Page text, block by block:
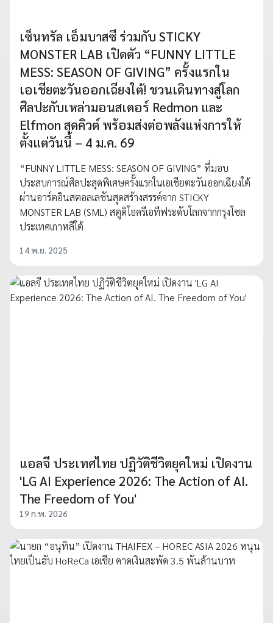
เซ็นทรัล เอ็มบาสซี ร่วมกับ STICKY
MONSTER LAB เปิดตัว “FUNNY LITTLE
MESS: SEASON OF GIVING” ครั้งแรกใน
เอเชียตะวันออกเฉียงใต้! ชวนเดินทางสู่โลก
ศิลปะกับเหล่ามอนสเตอร์ Redmon และ
Elfmon สุดคิวต์ พร้อมส่งต่อพลังแห่งการให้
ตั้งแต่วันนี้ – 4 ม.ค. 69
“FUNNY LITTLE MESS: SEASON OF GIVING” ที่มอบ
ประสบการณ์ศิลปะสุดพิเศษครั้งแรกในเอเชียตะวันออกเฉียงใต้
ผ่านอาร์ตอินสตอลเลชันสุดสร้างสรรค์จาก STICKY
MONSTER LAB (SML) สตูดิโอครีเอทีฟระดับโลกจากกรุงโซล
ประเทศเกาหลีใต้
14 พ.ย. 2025
แอลจี ประเทศไทย ปฏิวัติชีวิตยุคใหม่ เปิดงาน
'LG AI Experience 2026: The Action of AI.
The Freedom of You'
19 ก.พ. 2026